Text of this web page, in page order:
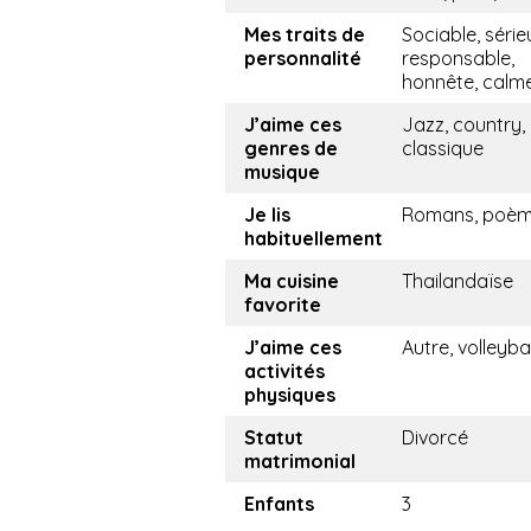
Mes traits de
personnalité
Sociable,
responsable,
honnête,
J’aime ces
genres de
musique
Jazz, country,
classique
Je lis
habituellement
Romans,
Ma cuisine
favorite
Thailandaïse
J’aime ces
activités
physiques
Autre,
Statut
matrimonial
Divorcé
Enfants 3